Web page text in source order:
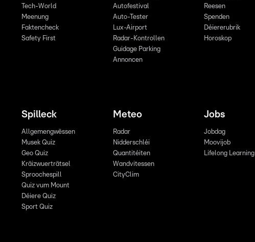
Tech-World
Meenung
Faktencheck
Safety First
Autofestival
Auto-Tester
Lux-Airport
Radar-Kontrollen
Guidage Parking
Annoncen
Reesen
Spenden
Déiererubrik
Horoskop
Spilleck
Allgemengwëssen
Musek Quiz
Geo Quiz
Kräizwuerträtsel
Sproochespill
Quiz vum Mount
Déiere Quiz
Sport Quiz
Meteo
Radar
Nidderschléi
Quantitéiten
Wandvitessen
CityClim
Jobs
Jobdag
Moovijob
Lifelong Learning